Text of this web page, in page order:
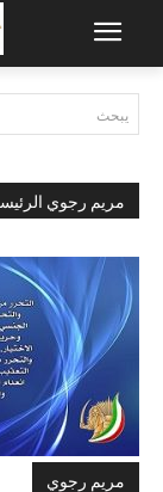
يبحث
مريم رجوي
مريم رجوي